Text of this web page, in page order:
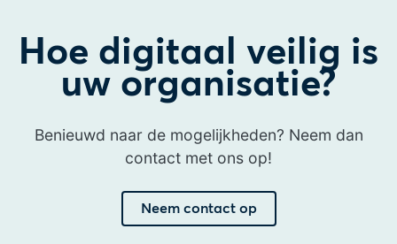
Hoe digitaal veilig is
uw organisatie?
Benieuwd naar de mogelijkheden? Neem dan
contact met ons op!
Neem contact op